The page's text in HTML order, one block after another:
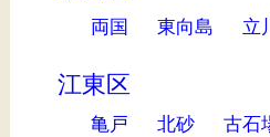
両国 東向島 立
江東区
亀戸 北砂 古石